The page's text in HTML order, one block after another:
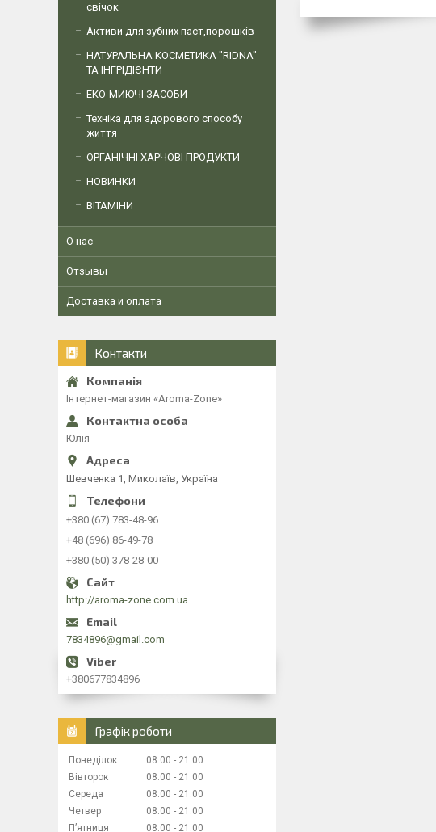
свічок
Активи для зубних паст,порошків
НАТУРАЛЬНА КОСМЕТИКА "RIDNA"
ТА ІНГРІДІЄНТИ
ЕКО-МИЮЧІ ЗАСОБИ
Техніка для здорового способу
життя
ОРГАНІЧНІ ХАРЧОВІ ПРОДУКТИ
НОВИНКИ
ВІТАМІНИ
О нас
Отзывы
Доставка и оплата
Контакти
Інтернет-магазин «Aroma-Zone»
Юлія
Шевченка 1, Миколаїв, Україна
+380 (67) 783-48-96
+48 (696) 86-49-78
+380 (50) 378-28-00
http://aroma-zone.com.ua
7834896@gmail.com
+380677834896
Графік роботи
Понеділок 08:00
21:00
Вівторок
08:00
21:00
Середа
08:00
21:00
Четвер
08:00
21:00
Пʼятниця
08:00 21:00